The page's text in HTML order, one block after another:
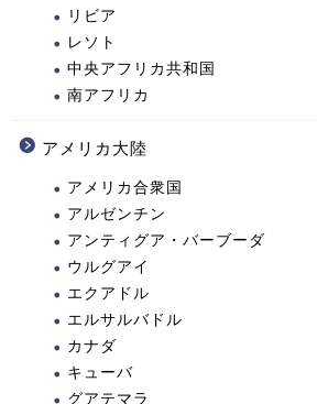
リビア
レソト
中央アフリカ共和国
南アフリカ
アメリカ大陸
アメリカ合衆国
アルゼンチン
アンティグア・バーブーダ
ウルグアイ
エクアドル
エルサルバドル
カナダ
キューバ
グアテマラ